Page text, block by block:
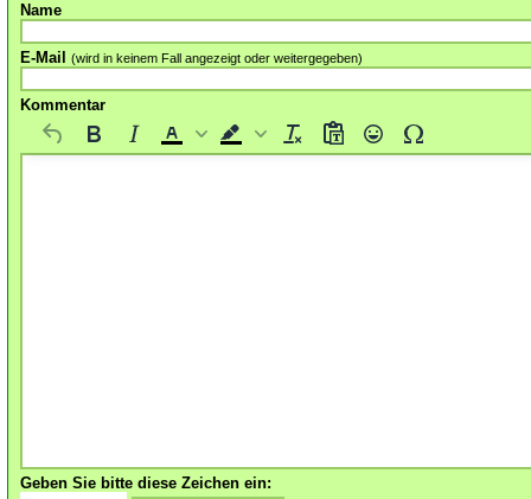
Name
E-Mail (wird in keinem Fall angezeigt oder weitergegeben)
Kommentar
Geben Sie bitte diese Zeichen ein: